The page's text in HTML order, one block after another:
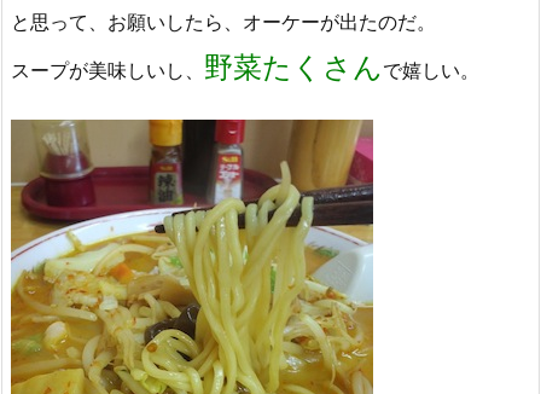
と思って、お願いしたら、オーケーが出たのだ。
スープが美味しいし、 野菜たくさん で嬉しい。